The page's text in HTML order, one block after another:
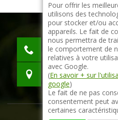
indisponible
indisponible
indisponible
Pour offrir les
utilisons des
pour stocker et/ou
appareils. Le fait de
nous permettra de
le comportement de
relatives à votre
avec Google.
(En savoir + sur
google)
Le fait de ne pas
consentement peut
certaines